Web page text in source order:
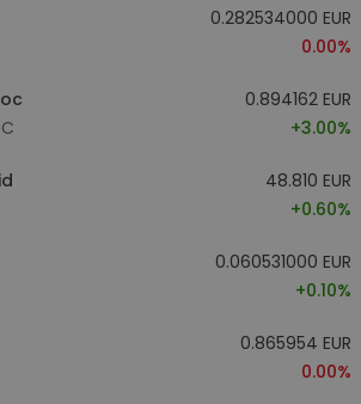
0.282534000 EUR
0.00%
0.894162 EUR
+3.00%
48.810 EUR
+0.60%
0.060531000 EUR
+0.10%
0.865954 EUR
0.00%